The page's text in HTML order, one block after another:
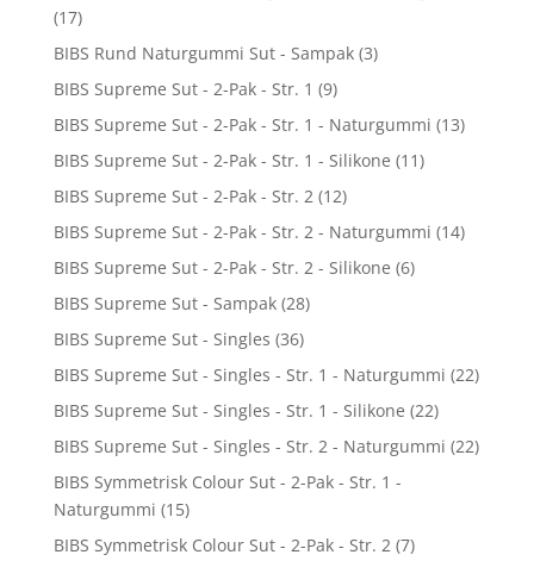
(17)
BIBS Rund Naturgummi Sut - Sampak (3)
BIBS Supreme Sut - 2-Pak - Str. 1 (9)
BIBS Supreme Sut - 2-Pak - Str. 1 - Naturgummi (13)
BIBS Supreme Sut - 2-Pak - Str. 1 - Silikone (11)
BIBS Supreme Sut - 2-Pak - Str. 2 (12)
BIBS Supreme Sut - 2-Pak - Str. 2 - Naturgummi (14)
BIBS Supreme Sut - 2-Pak - Str. 2 - Silikone (6)
BIBS Supreme Sut - Sampak (28)
BIBS Supreme Sut - Singles (36)
BIBS Supreme Sut - Singles - Str. 1 - Naturgummi (22)
BIBS Supreme Sut - Singles - Str. 1 - Silikone (22)
BIBS Supreme Sut - Singles - Str. 2 - Naturgummi (22)
BIBS Symmetrisk Colour Sut - 2-Pak - Str. 1 -
Naturgummi (15)
BIBS Symmetrisk Colour Sut - 2-Pak - Str. 2 (7)